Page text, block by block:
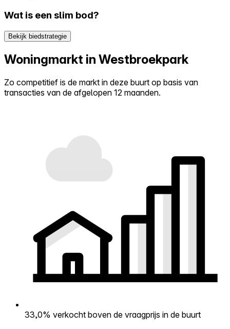
Wat is een slim bod?
Bekijk biedstrategie
Woningmarkt in Westbroekpark
Zo competitief is de markt in deze buurt op basis van
transacties van de afgelopen 12 maanden.
33,0% verkocht boven de vraagprijs in de buurt